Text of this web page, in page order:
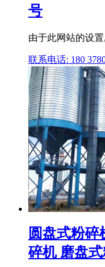
号
由于此网站的设
联系电话: 180
圆盘式粉碎
碎机 磨盘